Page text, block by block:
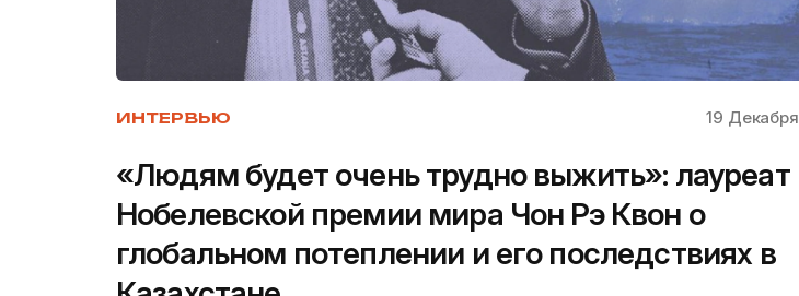
ИНТЕРВЬЮ 19
«Людям будет очень трудно выжить»: лауреат
Нобелевской премии мира Чон Рэ Квон о
глобальном потеплении и его последствиях в